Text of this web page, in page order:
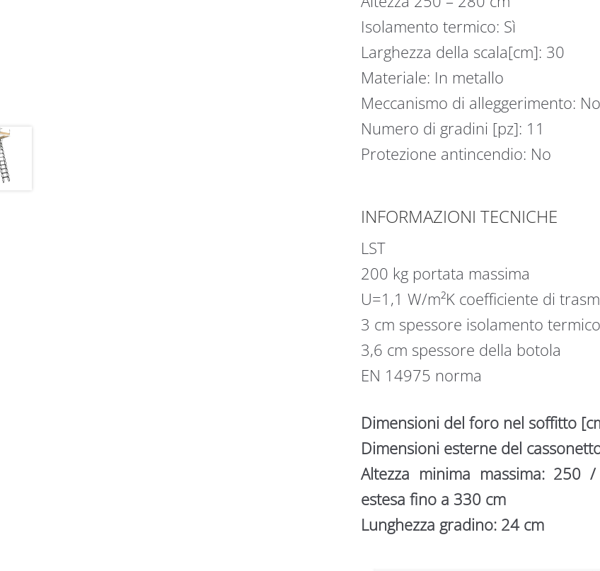
Isolamento termico: Sì
Larghezza della scala[cm]: 30
Materiale: In metallo
Meccanismo di alleggerimento: No
Numero di gradini [pz]: 11
Protezione antincendio: No
INFORMAZIONI TECNICHE
LST
200 kg portata massima
U=1,1 W/m²K coefficiente di
3 cm spessore isolamento termico
3,6 cm spessore della botola
EN 14975 norma
Dimensioni del foro nel soffitto
Dimensioni esterne del
Altezza minima massima:
estesa fino a 330 cm
Lunghezza gradino: 24 cm